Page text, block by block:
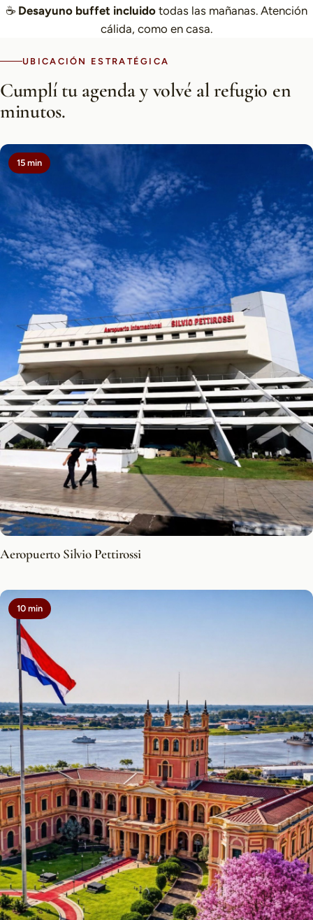
☕ Desayuno buffet incluido todas las mañanas. Atención
cálida, como en casa.
UBICACIÓN ESTRATÉGICA
Cumplí tu agenda y volvé al refugio en
minutos.
15 min
Aeropuerto Silvio Pettirossi
10 min